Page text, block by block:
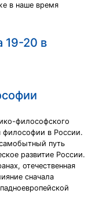
в наше время
19-20 в
философского
философии в России.
путь
развитие России.
отечественная
сначала